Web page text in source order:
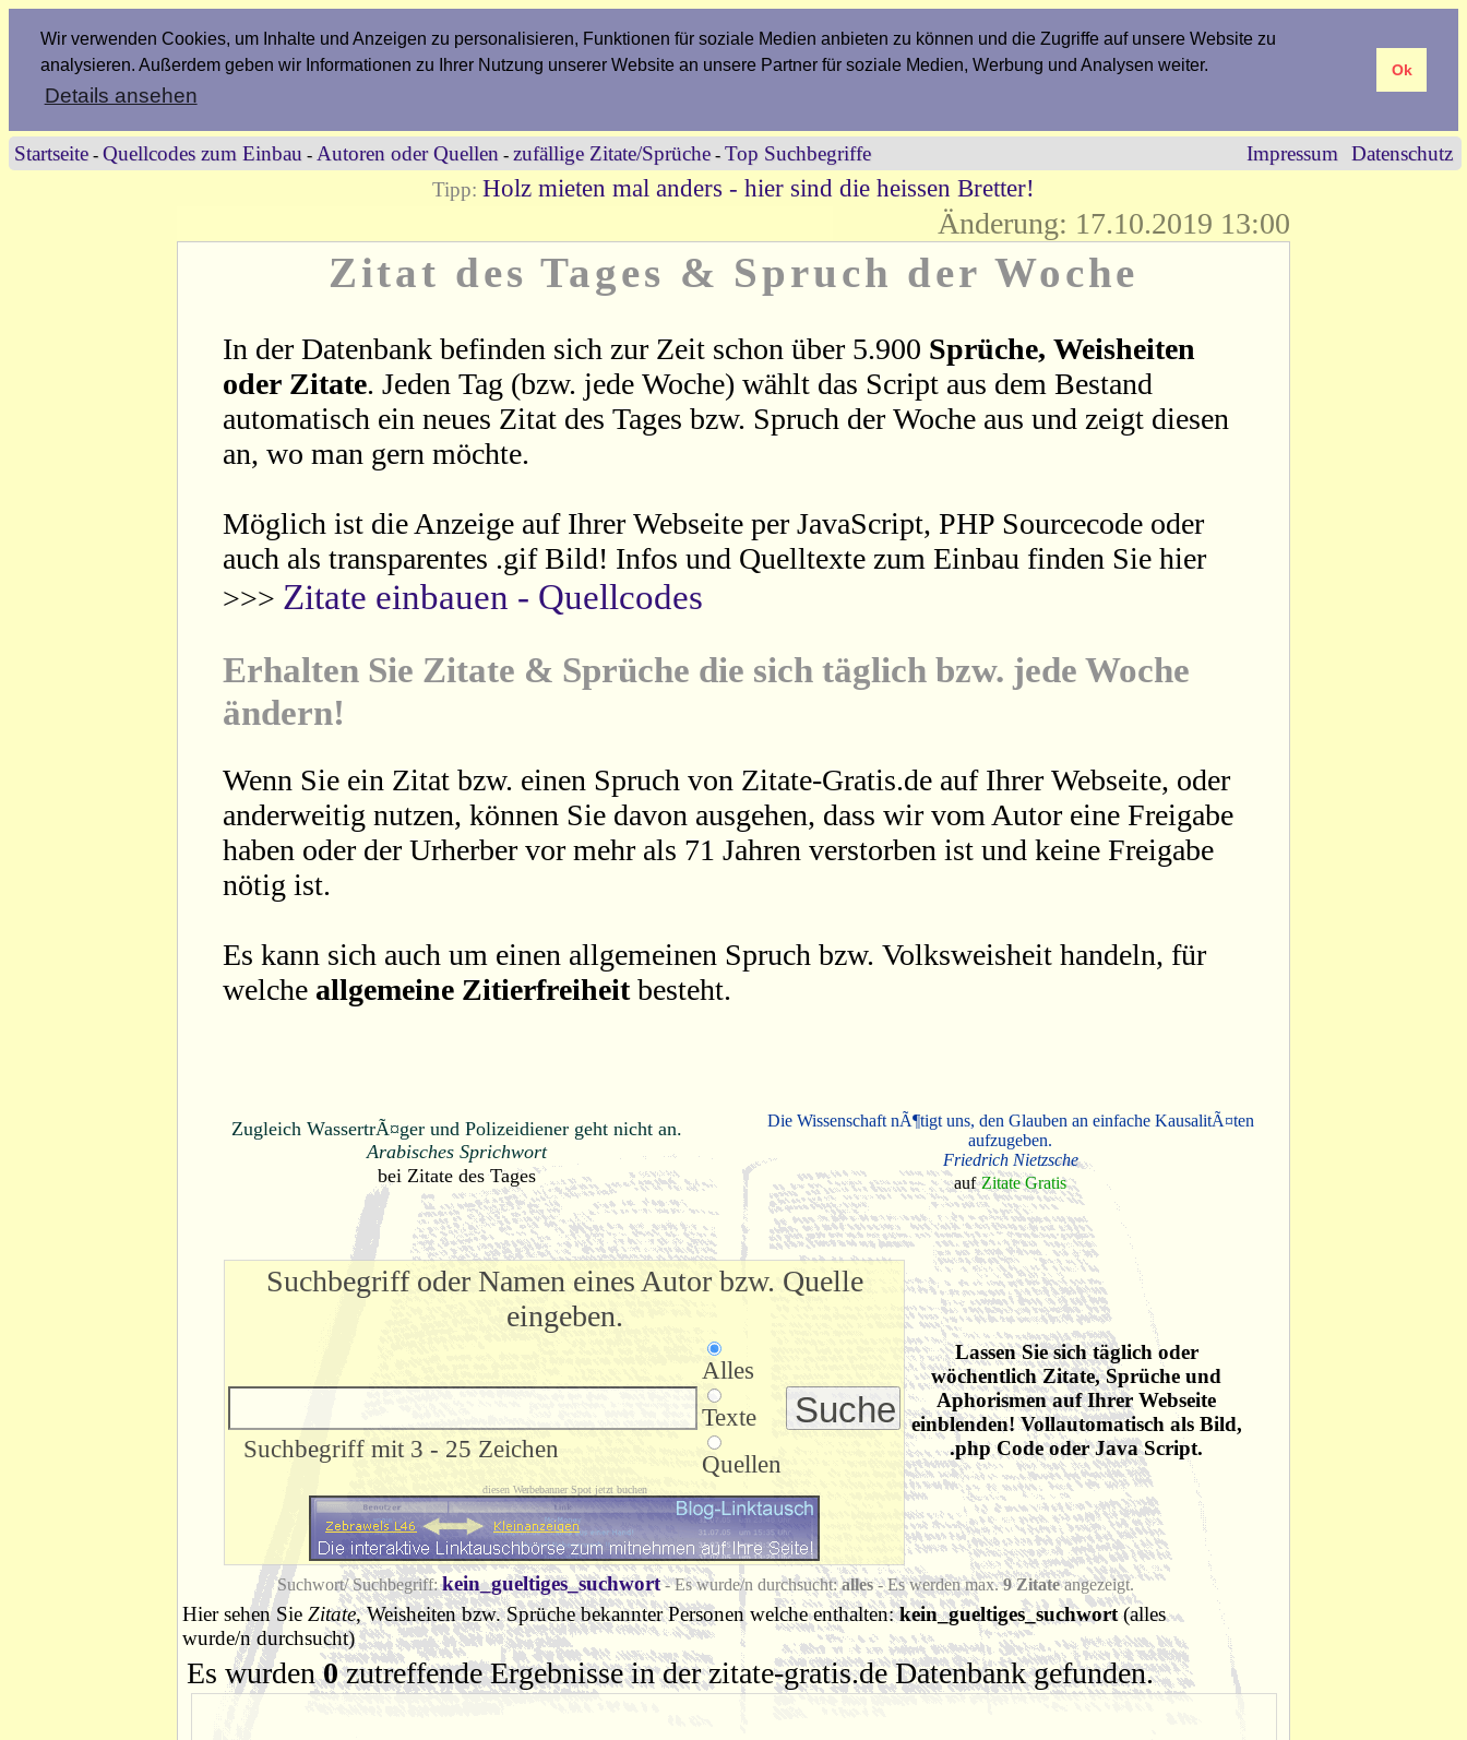
Wir verwenden Cookies, um Inhalte und Anzeigen zu personalisieren, Funktionen für soziale Medien anbieten zu können und die Zugriffe auf unsere Website zu
analysieren. Außerdem geben wir Informationen zu Ihrer Nutzung unserer Website an unsere Partner für soziale Medien, Werbung und Analysen weiter.
Details ansehen
Ok
Startseite - Quellcodes zum Einbau - Autoren oder Quellen - zufällige Zitate/Sprüche - Top Suchbegriffe Impressum
Datenschutz
Tipp: Holz mieten mal anders - hier sind die heissen Bretter!
Änderung: 17.10.2019 13:00
Zitat des Tages & Spruch der Woche
In der Datenbank befinden sich zur Zeit schon über 5.900 Sprüche, Weisheiten
oder Zitate. Jeden Tag (bzw. jede Woche) wählt das Script aus dem Bestand
automatisch ein neues Zitat des Tages bzw. Spruch der Woche aus und zeigt diesen
an, wo man gern möchte.
Möglich ist die Anzeige auf Ihrer Webseite per JavaScript, PHP Sourcecode oder
auch als transparentes .gif Bild! Infos und Quelltexte zum Einbau finden Sie hier
>>> Zitate einbauen - Quellcodes
Erhalten Sie Zitate & Sprüche die sich täglich bzw. jede Woche
ändern!
Wenn Sie ein Zitat bzw. einen Spruch von Zitate-Gratis.de auf Ihrer Webseite, oder
anderweitig nutzen, können Sie davon ausgehen, dass wir vom Autor eine Freigabe
haben oder der Urherber vor mehr als 71 Jahren verstorben ist und keine Freigabe
nötig ist.
Es kann sich auch um einen allgemeinen Spruch bzw. Volksweisheit handeln, für
welche allgemeine Zitierfreiheitbesteht.
Zugleich WassertrÃ¤ger und Polizeidiener geht nicht an.
Arabisches Sprichwort
bei Zitate des Tages
Die Wissenschaft nÃ¶tigt uns, den Glauben an einfache KausalitÃ¤ten
aufzugeben.
Friedrich Nietzsche
auf Zitate Gratis
Suchbegriff oder Namen eines Autor bzw. Quelle
eingeben.
Suchbegriff mit 3 - 25 Zeichen
Alles
Texte
Quellen
diesen Werbebanner Spot jetzt buchen
Lassen Sie sich täglich oder
wöchentlich Zitate, Sprüche und
Aphorismen auf Ihrer Webseite
einblenden! Vollautomatisch als Bild,
.php Code oder Java Script.
Suchwort/ Suchbegriff:kein_gueltiges_suchwort- Es wurde/n durchsucht:alles- Es werden max.9 Zitateangezeigt.
Hier sehen Sie Zitate, Weisheiten bzw. Sprüche bekannter Personen welche enthalten:kein_gueltiges_suchwort(alles
wurde/n durchsucht)
Es wurden0zutreffende Ergebnisse in der zitate-gratis.de Datenbank gefunden.